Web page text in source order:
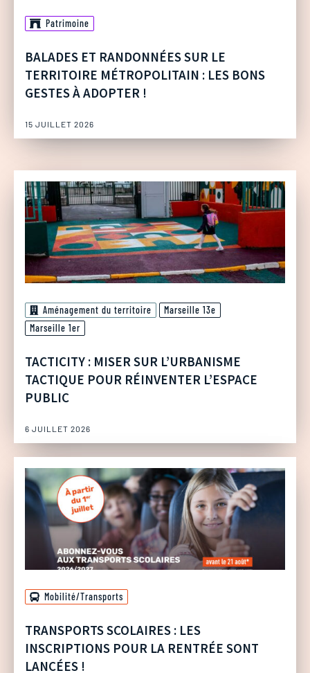
Patrimoine
BALADES ET RANDONNÉES SUR LE
TERRITOIRE MÉTROPOLITAIN : LES BONS
GESTES À ADOPTER !
15 JUILLET 2026
Aménagement du territoire
Marseille 13e
Marseille 1er
TACTICITY : MISER SUR L’URBANISME
TACTIQUE POUR RÉINVENTER L’ESPACE
PUBLIC
6 JUILLET 2026
Mobilité/Transports
TRANSPORTS SCOLAIRES : LES
INSCRIPTIONS POUR LA RENTRÉE SONT
LANCÉES !